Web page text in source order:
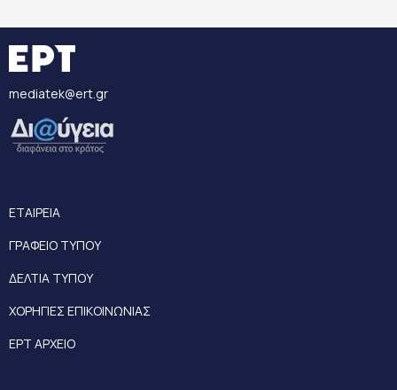
mediatek@ert.gr
ΕΤΑΙΡΕΙΑ
ΓΡΑΦΕΙΟ ΤΥΠΟΥ
ΔΕΛΤΙΑ ΤΥΠΟΥ
ΧΟΡΗΓΙΕΣ ΕΠΙΚΟΙΝΩΝΙΑΣ
ΕΡΤ ΑΡΧΕΙΟ